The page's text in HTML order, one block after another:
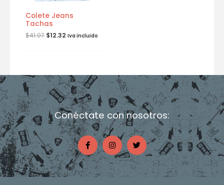
Colete Jeans
Tachas
$41.07 $12.32 Iva incluido
Conéctate con nosotros:
F
a
c
e
b
o
o
I
n
s
t
a
g
r
T
w
i
t
t
e